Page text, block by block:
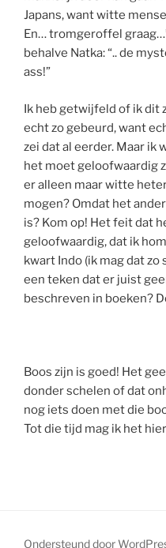
Japans, want witte
En… tromgeroffel
behalve Natka: “.. de
ass!”
Ik heb getwijfeld of ik dit
echt zo gebeurd, want
zei dat al eerder. Maar ik
het moet geloofwaardig
er alleen maar witte
mogen? Omdat het
is? Kom op! Het feit dat
geloofwaardig, dat ik
kwart Indo (ik mag dat zo
een teken dat er juist
beschreven in boeken?
Boos zijn is goed! Het
donder schelen of dat
nog iets doen met die
Tot die tijd mag ik het
Ondersteund door